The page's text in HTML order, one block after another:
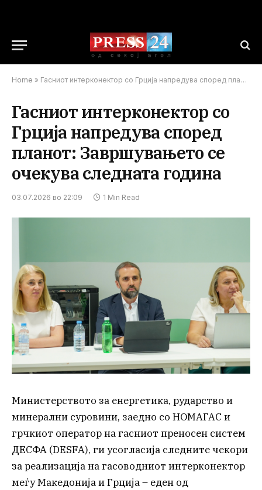
Home » Гасниот интерконектор со Грција напредува според планот: Завршувањето се очекува следната година
Гасниот интерконектор со
Грција напредува според
планот: Завршувањето се
очекува следната година
03.07.2026 во 22:09 1 Min Read
Министерството за енергетика, рударство и
минерални суровини, заедно со НОМАГАС и
грчкиот оператор на гасниот преносен систем
ДЕСФА (DESFA), ги усогласија следните чекори
за реализација на гасоводниот интерконектор
меѓу Македонија и Грција – еден од